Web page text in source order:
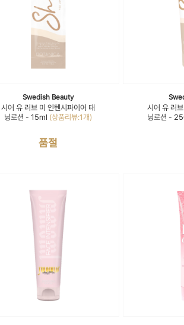
Swedish Beauty
시어 유 러브 미 인텐시파이어 태
닝로션 - 15ml (상품리뷰:1개)
품절
시어 유 러
닝로션 -